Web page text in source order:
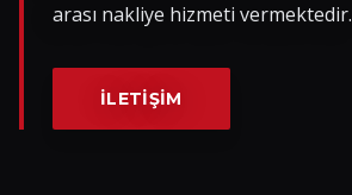
arası nakliye hizmeti vermektedir.
İLETIŞIM